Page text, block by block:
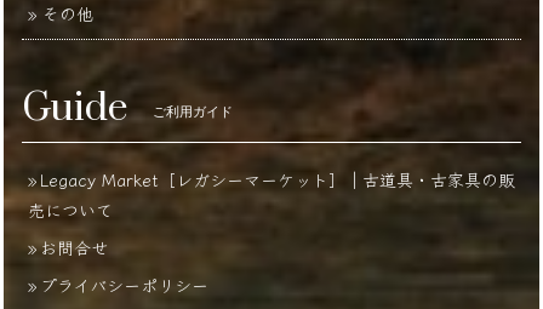
その他
Guide ご利用ガイド
Legacy Market［レガシーマーケット］｜古道具・古家具の販
売について
お問合せ
プライバシーポリシー